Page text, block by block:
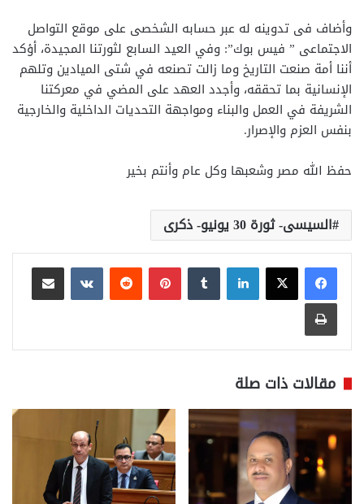
وأضاف فى تدوينه له عبر حسابه الشخصى على موقع التواصل
الاجتماعى ” فيس بوك”: وفي العيد السابع لثورتنا المجيدة، أؤكد
أننا أمة صنعت التاريخ وما زالت تصنعه في شتى الميادين وتلهم
الإنسانية بما تحققه، وأجدد العهد على المضي في معركتنا
الشريفة في العمل والبناء ومواجهة التحديات الداخلية والخارجية
بنفس العزم والإصرار.
حفظ الله مصر وشعبها وكل عام وأنتم بخير
السيسى- ثورة 30 يونيو- ذكرى
لينكدإن بينتيريست
مشاركة عبر البريد
طباعة
مقالات ذات صلة